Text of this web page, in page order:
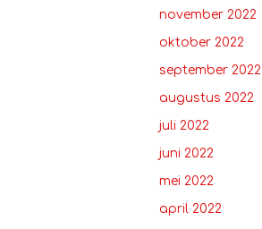
november 2022
oktober 2022
september 2022
augustus 2022
juli 2022
juni 2022
mei 2022
april 2022